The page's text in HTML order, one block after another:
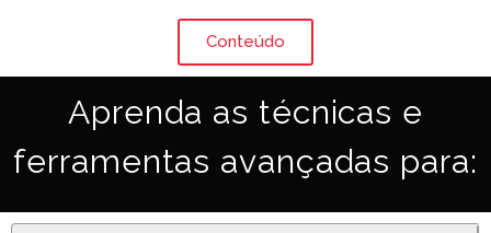
Conteúdo
Aprenda as técnicas e
ferramentas avançadas para: